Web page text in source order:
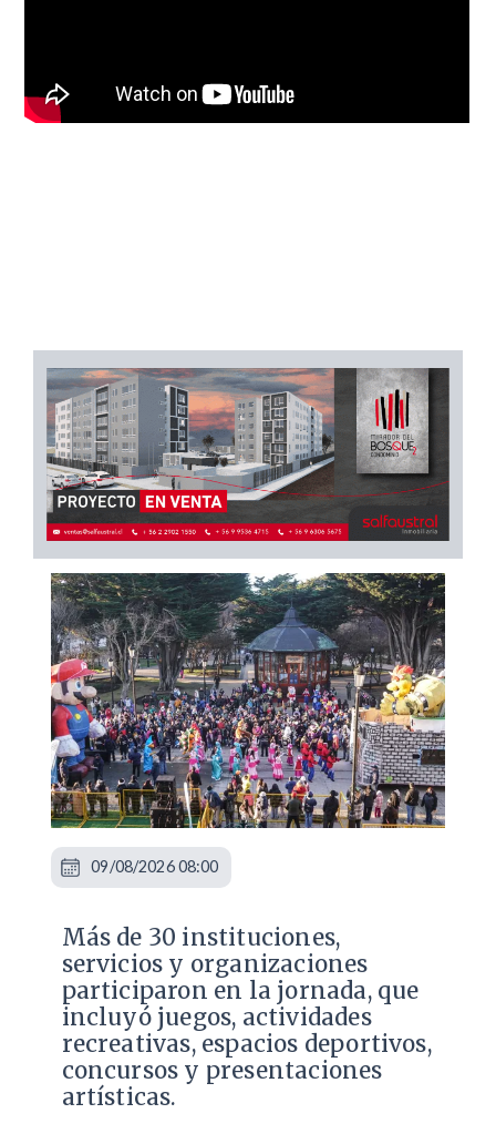
Más de 30 instituciones,
servicios y organizaciones
participaron en la jornada, que
incluyó juegos, actividades
recreativas, espacios deportivos,
concursos y presentaciones
artísticas.
09/08/2026 08:00